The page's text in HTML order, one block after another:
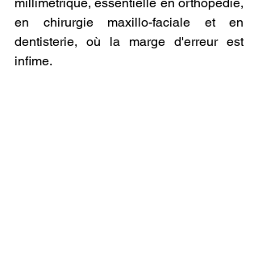
en chirurgie maxillo-faciale et en
dentisterie, où la marge d'erreur est
infime.